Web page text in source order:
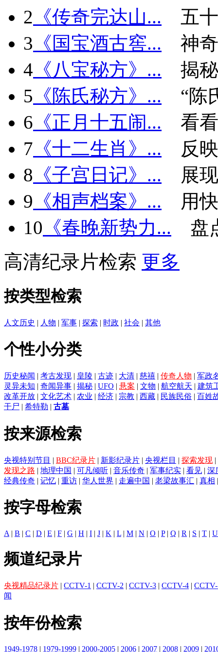
2 《传奇完达山...
五
3 《国宝酒古窖...
神
4 《八宝秘方》...
揭
5 《陈氏秘方》...
“陈
6 《正月十五闹...
看
7 《十二生肖》...
反
8 《子宫日记》...
展
9 《相声档案》...
用
10 《春晚新势力...
盘
高清纪录片检索 更多
按类型检索
人文历史 | 人物 | 军事 | 探索 | 时政 | 社会 | 其他
个性小分类
历史秘闻 | 考古发现 | 皇陵 | 古迹 | 大清 | 慈禧 | 传奇人物 | 军政
灵异未知 | 奇闻异事 | 揭秘 | UFO | 悬案 | 文物 | 航空航天 | 建筑
改革开放 | 文化艺术 | 农业 | 经济 | 宗教 | 西藏 | 民族民俗 | 百姓
干尸 | 希特勒 | 古墓
按来源检索
央视特别节目 | BBC纪录片 | 新影纪录片 | 央视栏目 | 探索发现 |
发现之路 | 地理中国 | 可凡倾听 | 音乐传奇 | 军事纪实 | 看见 | 深
经典传奇 | 记忆 | 重访 | 华人世界 | 走遍中国 | 老梁故事汇 | 真相
按字母检索
A | B | C | D | E | F | G | H | I | J | K | L | M | N | O | P| Q | R | S | T | U
频道纪录片
央视精品纪录片 | CCTV-1 | CCTV-2 | CCTV-3 | CCTV-4 |
闻
按年份检索
1949-1978 | 1979-1999 | 2000-2005 | 2006 | 2007 | 2008 | 2009 |